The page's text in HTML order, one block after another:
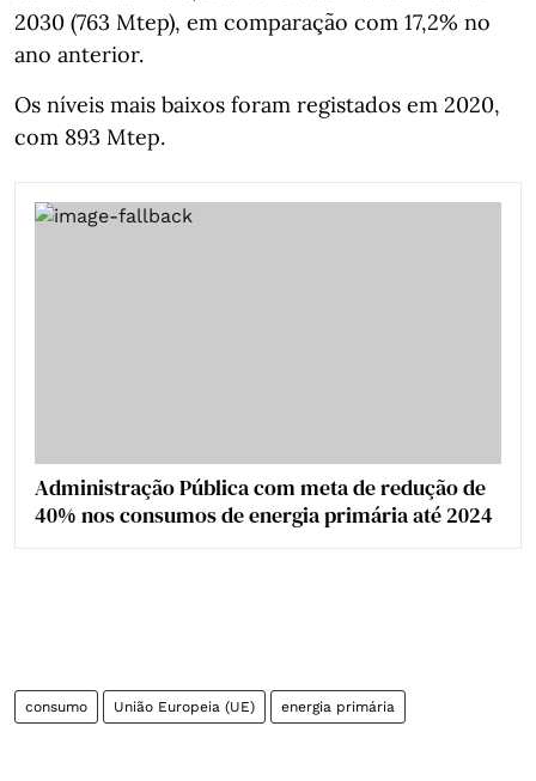
2030 (763 Mtep), em comparação com 17,2% no
ano anterior.
Os níveis mais baixos foram registados em 2020,
com 893 Mtep.
Administração Pública com meta de redução de
40% nos consumos de energia primária até 2024
consumo União Europeia (UE) energia primária